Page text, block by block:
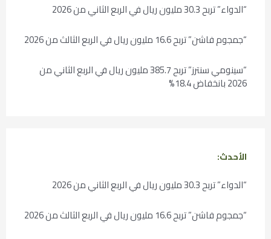
“الدواء” تربح 30.3 مليون ريال في الربع الثاني من 2026
“جمجوم فاشن” تربح 16.6 مليون ريال في الربع الثالث من 2026
“سينومي سنترز” تربح 385.7 مليون ريال في الربع الثاني من
2026 بانخفاض 18.4%
الأحدث:
“الدواء” تربح 30.3 مليون ريال في الربع الثاني من 2026
“جمجوم فاشن” تربح 16.6 مليون ريال في الربع الثالث من 2026